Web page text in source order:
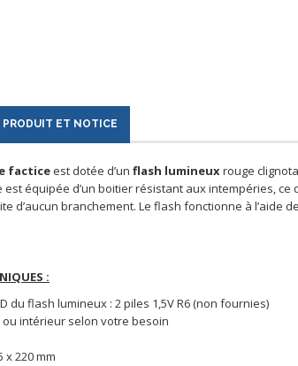
PRODUIT ET NOTICE
facticeest dotée d’un flash lumineuxrouge
est équipée d’un boitier résistant aux intempéries,
d’aucun branchement. Le flash fonctionne à l’aide
:
du flash lumineux : 2 piles 1,5V R6 (non fournies)
intérieur selon votre besoin
x 220 mm